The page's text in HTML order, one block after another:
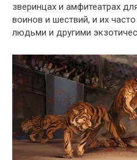
зверинцах и амфитеатрах
воинов и шествий, и их
людьми и другими